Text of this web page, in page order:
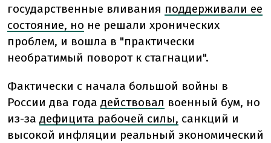
государственные вливания поддерживали ее
состояние, но не решали хронических
проблем, и вошла в "практически
необратимый поворот к стагнации".
Фактически с начала большой войны в
России два года действовал военный бум, но
из-за дефицита рабочей силы, санкций и
высокой инфляции реальный экономический